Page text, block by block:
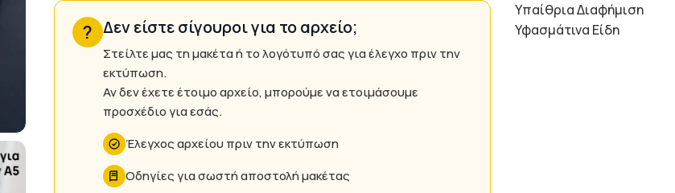
? Δεν είστε σίγουροι για το αρχείο;
Στείλτε μας τη μακέτα ή το λογότυπό σας για έλεγχο πριν την
εκτύπωση.
Αν δεν έχετε έτοιμο αρχείο, μπορούμε να ετοιμάσουμε
προσχέδιο για εσάς.
Έλεγχος αρχείου πριν την εκτύπωση
Οδηγίες για σωστή αποστολή μακέτας
Υπαίθρια Διαφήμιση
Υφασμάτινα Είδη